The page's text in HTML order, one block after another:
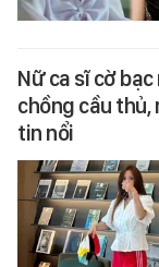
Nữ ca sĩ cờ
chồng cầu thủ,
tin nổi